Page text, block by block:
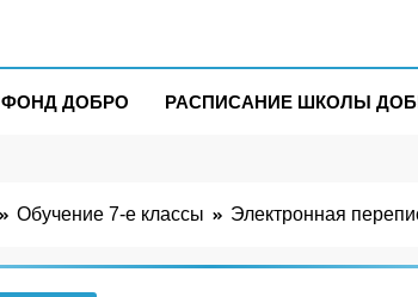
ФОНД ДОБРО РАСПИСАНИЕ ШКОЛЫ
Обучение 7-е классы Электронная